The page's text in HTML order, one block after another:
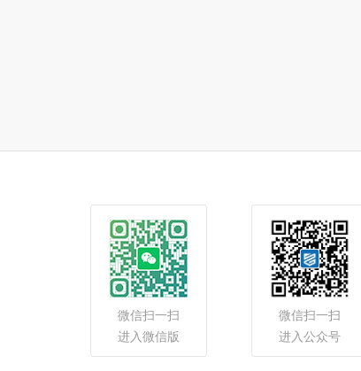
微信扫一扫
进入微信版
微信扫一扫
进入公众号